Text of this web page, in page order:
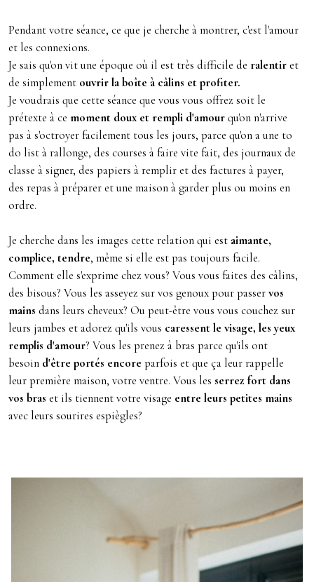
Pendant votre séance, ce que je cherche à montrer, c'est l'amour
et les connexions.
Je sais qu'on vit une époque où il est très difficile de ralentiret
de simplement ouvrir la boîte à câlins et profiter.
Je voudrais que cette séance que vous vous offrez soit le
prétexte à ce moment doux et rempli d'amourqu'on n'arrive
pas à s'octroyer facilement tous les jours, parce qu'on a une to
do list à rallonge, des courses à faire vite fait, des journaux de
classe à signer, des papiers à remplir et des factures à payer,
des repas à préparer et une maison à garder plus ou moins en
ordre.
Je cherche dans les images cette relation qui est aimante,
complice, tendre, même si elle est pas toujours facile.
Comment elle s'exprime chez vous? Vous vous faites des câlins,
des bisous? Vous les asseyez sur vos genoux pour passer vos
mains dans leurs cheveux? Ou peut-être vous vous couchez sur
leurs jambes et adorez qu'ils vous caressent le visage, les yeux
remplis d'amour? Vous les prenez à bras parce qu'ils ont
besoin d'être portés encore parfois et que ça leur rappelle
leur première maison, votre ventre. Vous les serrez fort dans
vos bras et ils tiennent votre visage entre leurs petites mains
avec leurs sourires espiègles?